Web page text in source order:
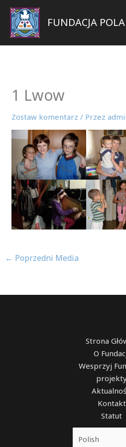
Przejdź
treści
FUNDACJA
1 Lwow
Zostaw komentarz / Przez
← Poprzedni Media
Strona
O
Wesprzyj
Kontakt
Statut